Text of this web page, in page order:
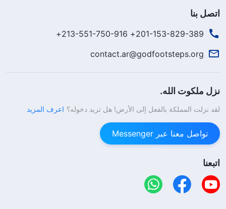
كان يهتم بهم ولم يتركهم، وأنه كان معهم هناك. كان الرب
يسوع تجسدَ الله نفسه، الواحد الأزلي، وسندَ الإنسان
الأبدي، وبرج الإنسان الحصين وملجأه. وعلى الرغم من أن
الآخرة وكان يمتلك القدرة على العودة إلى الحياة، لأنه كان
الإله الفريد نفسه ... بعد ذلك، لم يعد الناس يشعرون
بالضياع أو الحيرة ولم يعد لديهم أي شك في الرب يسوع،
ولكن بدلاً من ذلك كانوا قادرين على أن يؤمنوا بيسوع
ويعتمدوا عليه من أعماق قلوبهم. كان ذلك كله نتيجة
ظهور الرب يسوع لتلاميذه وتحدثه معهم بعد أن عاد من
بين الأموات.
اتصل بنا
201-153-829-389+ 213-551-750-916+
contact.ar@godfootsteps.org
نزل ملكوت الله.
لقد نزلت المملكة بالفعل إلى الأرض! هل تريد دخوله؟ اعرف المزيد
تواصل معنا عبر Messenger
اتبعنا